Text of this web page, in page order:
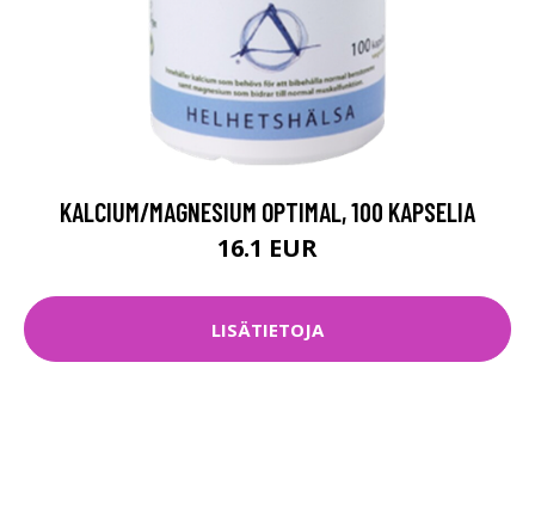
KALCIUM/MAGNESIUM OPTIMAL, 100 KAPSELIA
16.1 EUR
LISÄTIETOJA